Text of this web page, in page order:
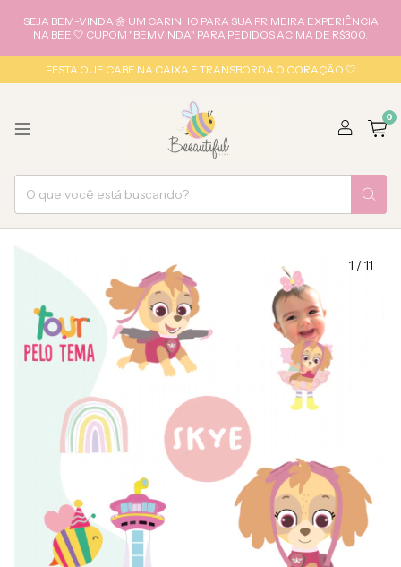
SEJA BEM-VINDA 🌼 UM CARINHO PARA SUA PRIMEIRA EXPERIÊNCIA
NA BEE 🤍 CUPOM "BEMVINDA" PARA PEDIDOS ACIMA DE R$300.
FESTA QUE CABE NA CAIXA E TRANSBORDA O CORAÇÃO 🤍
0
1 /11